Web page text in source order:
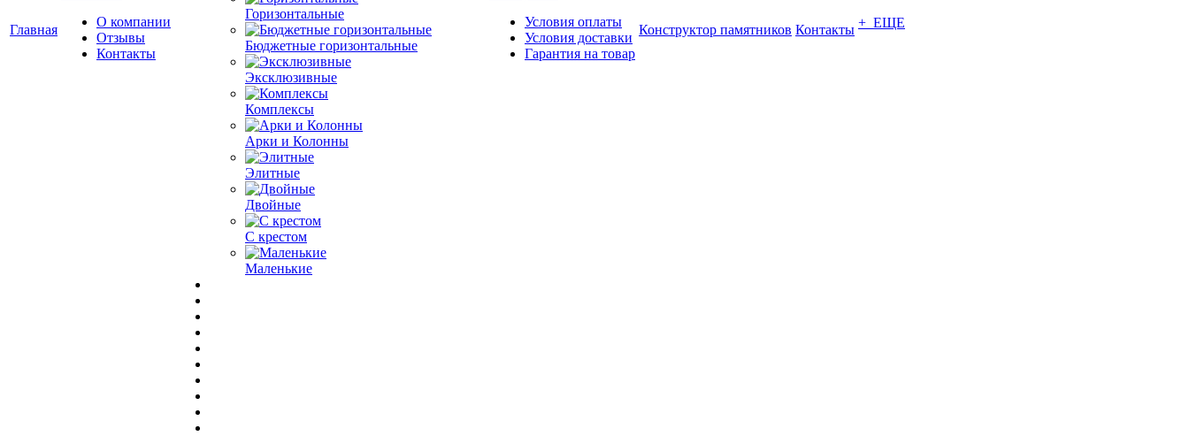
Главная
О компании
Отзывы
Контакты
Горизонтальные
Бюджетные горизонтальные
Эксклюзивные
Комплексы
Арки и Колонны
Элитные
Двойные
С крестом
Маленькие
Условия оплаты
Условия доставки
Гарантия на товар
Конструктор памятников Контакты + ЕЩЕ